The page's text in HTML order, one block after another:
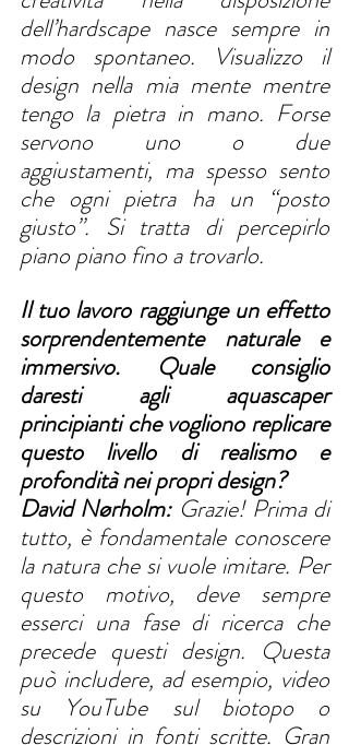
dell’hardscape nasce sempre in
modo spontaneo. Visualizzo il
design nella mia mente mentre
tengo la pietra in mano. Forse
servono uno o due
aggiustamenti, ma spesso sento
che ogni pietra ha un “posto
giusto”. Si tratta di percepirlo
piano piano fino a trovarlo.
Il tuo lavoro raggiunge un effetto
sorprendentemente naturale e
immersivo. Quale consiglio
daresti agli aquascaper
principianti che vogliono replicare
questo livello di realismo e
profondità nei propri design?
David Nørholm: Grazie! Prima di
tutto, è fondamentale conoscere
la natura che si vuole imitare. Per
questo motivo, deve sempre
esserci una fase di ricerca che
precede questi design. Questa
può includere, ad esempio, video
su YouTube sul biotopo o
descrizioni in fonti scritte. Gran